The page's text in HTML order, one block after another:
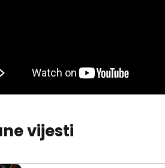
vijesti